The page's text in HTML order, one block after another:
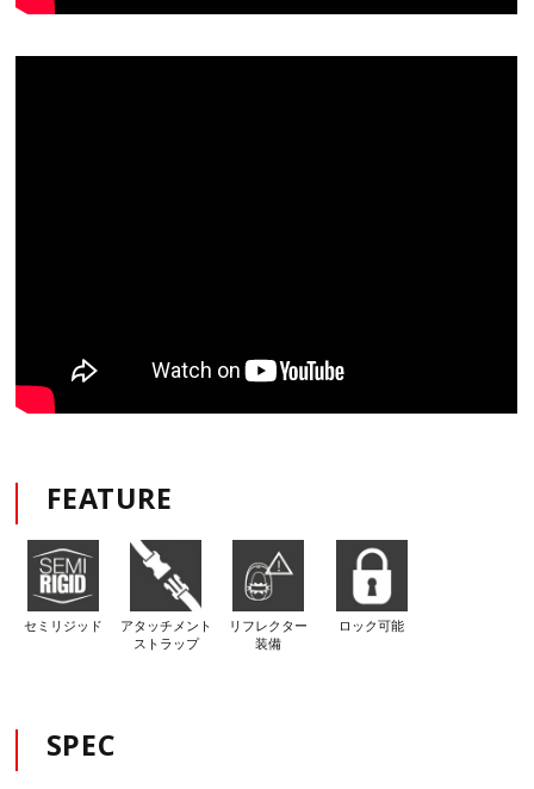
FEATURE
セミリジッド
アタッチメント
ストラップ
リフレクター
装備
ロック可能
SPEC